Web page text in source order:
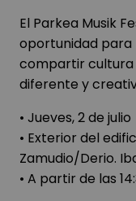
El Parkea Musik
oportunidad para
compartir cultura
diferente y
• Jueves, 2 de julio
• Exterior del
Zamudio/Derio.
• A partir de las